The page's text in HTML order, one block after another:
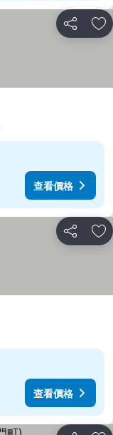
分享 加
查看價格
分享 加
查看價格